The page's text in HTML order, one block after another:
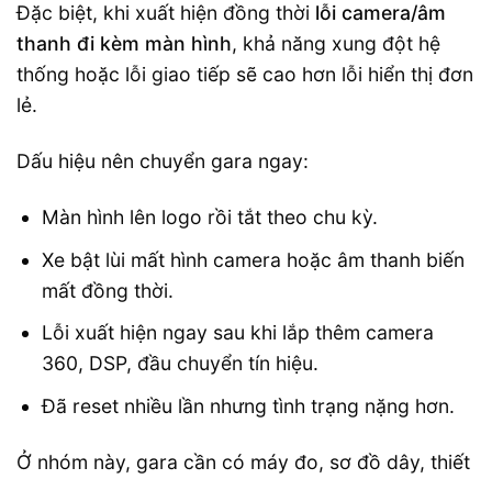
Đặc biệt, khi xuất hiện đồng thời lỗi camera/âm
thanh đi kèm màn hình, khả năng xung đột hệ
thống hoặc lỗi giao tiếp sẽ cao hơn lỗi hiển thị đơn
lẻ.
Dấu hiệu nên chuyển gara ngay:
Màn hình lên logo rồi tắt theo chu kỳ.
Xe bật lùi mất hình camera hoặc âm thanh biến
mất đồng thời.
Lỗi xuất hiện ngay sau khi lắp thêm camera
360, DSP, đầu chuyển tín hiệu.
Đã reset nhiều lần nhưng tình trạng nặng hơn.
Ở nhóm này, gara cần có máy đo, sơ đồ dây, thiết